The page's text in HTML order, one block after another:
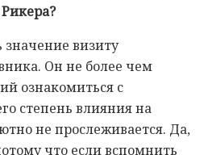
визиту
Он не более чем
ознакомиться с
степень влияния на
не прослеживается. Да,
что если вспомнить